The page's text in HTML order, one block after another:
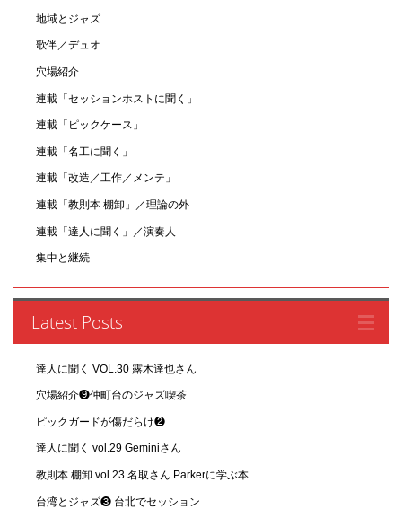
地域とジャズ
歌伴／デュオ
穴場紹介
連載「セッションホストに聞く」
連載「ピックケース」
連載「名工に聞く」
連載「改造／工作／メンテ」
連載「教則本 棚卸」／理論の外
連載「達人に聞く」／演奏人
集中と継続
Latest Posts
達人に聞く VOL.30 露木達也さん
穴場紹介❾仲町台のジャズ喫茶
ピックガードが傷だらけ❷
達人に聞く vol.29 Geminiさん
教則本 棚卸 vol.23 名取さん Parkerに学ぶ本
台湾とジャズ❸ 台北でセッション